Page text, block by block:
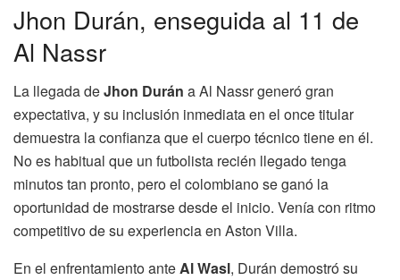
Jhon Durán, enseguida al 11 de
Al Nassr
La llegada deJhon Durán a Al Nassr generó gran
expectativa, y su inclusión inmediata en el once titular
demuestra la confianza que el cuerpo técnico tiene en él.
No es habitual que un futbolista recién llegado tenga
minutos tan pronto, pero el colombiano se ganó la
oportunidad de mostrarse desde el inicio. Venía con ritmo
competitivo de su experiencia en Aston Villa.
En el enfrentamiento anteAl Wasl, Durán demostró su